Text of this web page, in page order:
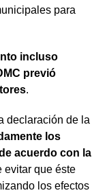
para
incluso
previó
.
declaración de la
los
acuerdo con la
evitar que éste
los efectos